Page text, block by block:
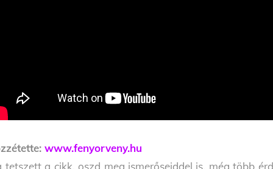
www.fenyorveny.hu
tetszett a cikk, oszd meg ismerőseiddel is, még több